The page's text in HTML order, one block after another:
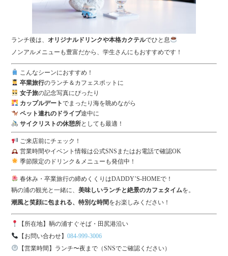
ランチ後は、オリジナルドリンクや本格カクテルでひと息
ノンアルメニューも豊富だから、学生さんにもおすすめです！
こんなシーンにおすすめ！
卒業旅行のランチ＆カフェスポットに
女子旅の記念写真にぴったり
カップルデートでまったり海を眺めながら
ペット連れのドライブ途中に
サイクリストの休憩所としても最適！
ご来店前にチェック！
営業時間やイベント情報は公式SNSまたはお電話で確認OK
季節限定のドリンク＆メニューも発信中！
春休み・卒業旅行の締めくくりはDADDY’S-HOMEで！
鞆の浦の観光と一緒に、美味しいランチと絶景のカフェタイムを。
潮風と笑顔に包まれる、特別な時間をお楽しみください！
【所在地】鞆の浦すぐそば・田尻港沿い
【お問い合わせ】084-999-3006
【営業時間】ランチ〜夜まで（SNSでご確認ください）